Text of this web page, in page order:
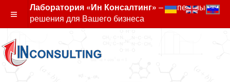
Лаборатория «Ин Консалтинг» – экспертные
решения для Вашего бизнеса